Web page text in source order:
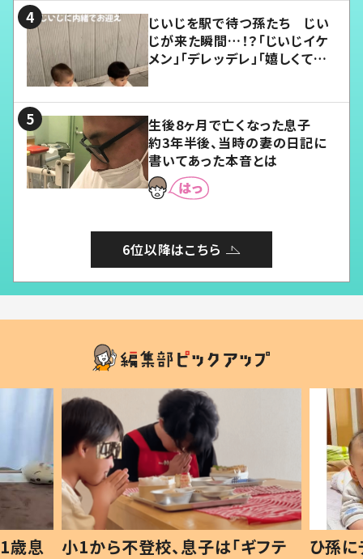
じいじを駅で待つ孫たち じい
じが来た瞬間…！？「じいじイケ
メン」「デレッデレ」「嬉しくて可
生後8ヶ月で亡くなった息子
約3年半後、当時の妻の日記に
書いてあった本音とは
6位以降はこちら
歳息
小1から不登校、息子は「ギフテ
ひ孫